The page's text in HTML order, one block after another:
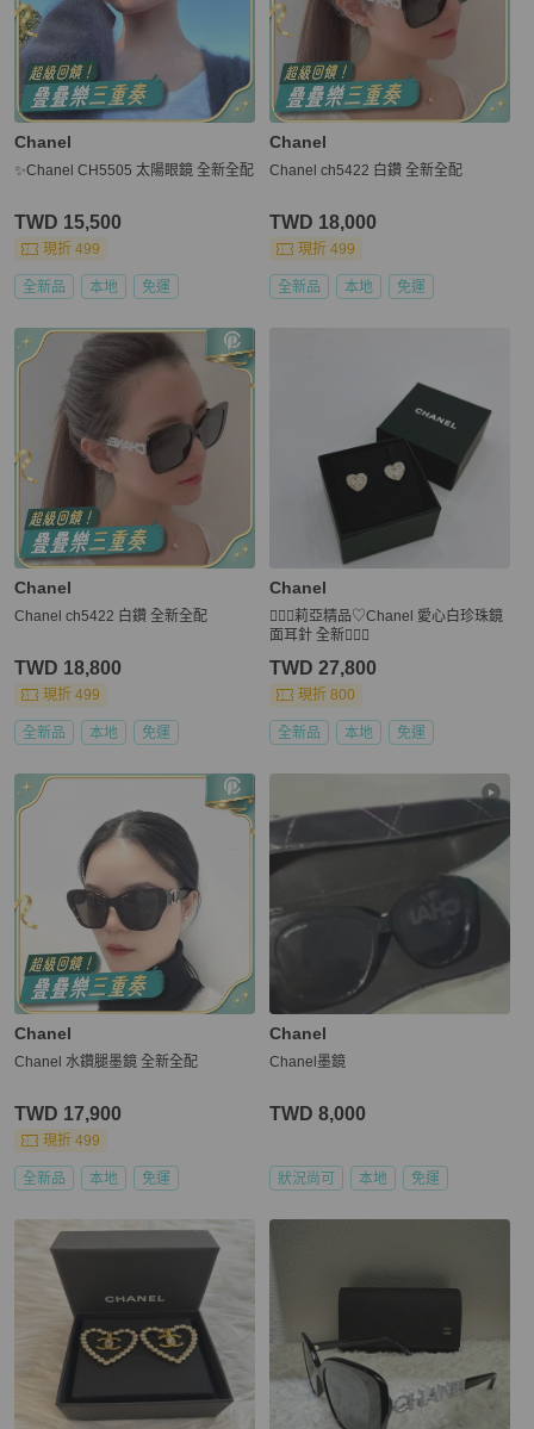
Chanel
✨Chanel CH5505 太陽眼鏡 全新全配
TWD 15,500
現折 499
全新品 本地 免運
Chanel
Chanel ch5422 白鑽 全新全配
TWD 18,000
現折 499
全新品 本地 免運
Chanel
Chanel ch5422 白鑽 全新全配
TWD 18,800
現折 499
全新品 本地 免運
Chanel
🧚🏻‍♀️莉亞精品♡Chanel 愛心白珍珠鏡
面耳針 全新🧚🏻‍♀️
TWD 27,800
現折 800
全新品 本地 免運
Chanel
Chanel 水鑽腿墨鏡 全新全配
TWD 17,900
現折 499
全新品 本地 免運
Chanel
Chanel墨鏡
TWD 8,000
狀況尚可 本地 免運